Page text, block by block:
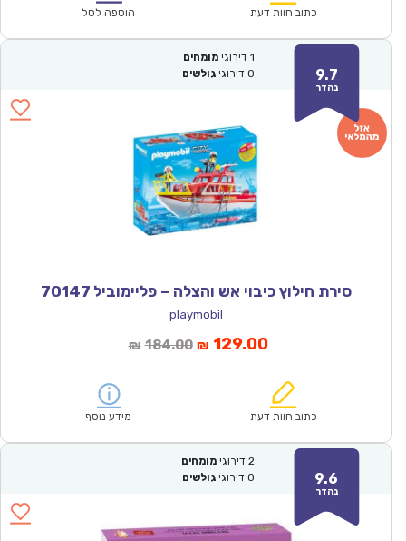
₪98.00.
כתוב חוות דעת הוספה לסל
9.7
נהדר
1 דירוגי מומחים
0 דירוגי גולשים
סירת חילוץ כיבוי אש והצלה – פליימוביל 70147
playmobil
₪ 184.00המחיר
₪184.00.
₪ 129.00המחיר
הוא:
כתוב חוות דעת מידע נוסף
9.6
נהדר
2 דירוגי מומחים
0 דירוגי גולשים